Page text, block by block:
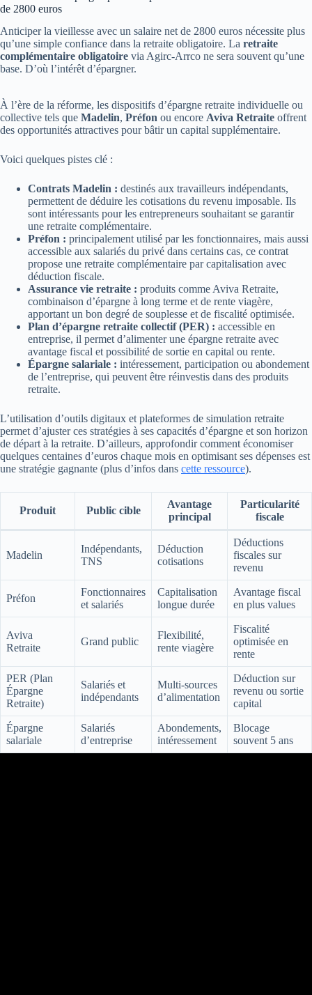
de 2800 euros
Anticiper la vieillesse avec un salaire net de 2800 euros nécessite plus
qu’une simple confiance dans la retraite obligatoire. La retraite
complémentaire obligatoire via Agirc-Arrco ne sera souvent qu’une
base. D’où l’intérêt d’épargner.
À l’ère de la réforme, les dispositifs d’épargne retraite individuelle ou
collective tels que Madelin, Préfon ou encore Aviva Retraite offrent
des opportunités attractives pour bâtir un capital supplémentaire.
Voici quelques pistes clé :
Contrats Madelin : destinés aux travailleurs indépendants,
permettent de déduire les cotisations du revenu imposable. Ils
sont intéressants pour les entrepreneurs souhaitant se garantir
une retraite complémentaire.
Préfon : principalement utilisé par les fonctionnaires, mais aussi
accessible aux salariés du privé dans certains cas, ce contrat
propose une retraite complémentaire par capitalisation avec
déduction fiscale.
Assurance vie retraite : produits comme Aviva Retraite,
combinaison d’épargne à long terme et de rente viagère,
apportant un bon degré de souplesse et de fiscalité optimisée.
Plan d’épargne retraite collectif (PER) : accessible en
entreprise, il permet d’alimenter une épargne retraite avec
avantage fiscal et possibilité de sortie en capital ou rente.
Épargne salariale : intéressement, participation ou abondement
de l’entreprise, qui peuvent être réinvestis dans des produits
retraite.
L’utilisation d’outils digitaux et plateformes de simulation retraite
permet d’ajuster ces stratégies à ses capacités d’épargne et son horizon
de départ à la retraite. D’ailleurs, approfondir comment économiser
quelques centaines d’euros chaque mois en optimisant ses dépenses est
une stratégie gagnante (plus d’infos dans cette ressource).
Produit Public cible
Avantage
principal
Particularité
fiscale
Madelin
Indépendants,
TNS
Déduction
cotisations
Déductions
fiscales sur
revenu
Préfon
Fonctionnaires
et salariés
Capitalisation
longue durée
Avantage fiscal
en plus values
Aviva
Retraite
Grand public
Flexibilité,
rente viagère
Fiscalité
optimisée en
rente
PER (Plan
Épargne
Retraite)
Salariés et
indépendants
Multi-sources
d’alimentation
Déduction sur
revenu ou sortie
capital
Épargne
salariale
Salariés
d’entreprise
Abondements,
intéressement
Blocage
souvent 5 ans